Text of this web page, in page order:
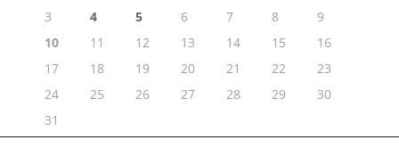
3
4 5 6 7 8
9
10
11 12 13 14 15
16
17
18 19 20 21 22
23
24
25 26 27 28 29
30
31
« srp